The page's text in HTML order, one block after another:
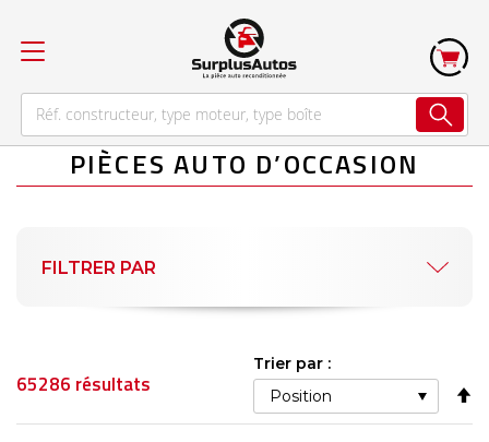
PIÈCES AUTO D’OCCASION
65286 résultats
Trier par :
FILTRER PAR